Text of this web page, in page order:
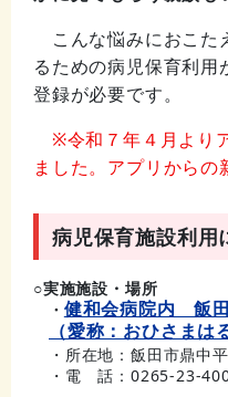
こんな悩みにおこた
るための病児保育利
登録が必要です。
※令和７年４月より
ました。アプリからの
病児保育施設利用
○実施施設・場所
・ 健和会病院内 飯
（愛称：おひさまは
・所在地：飯田市鼎中
・電 話：0265-23-